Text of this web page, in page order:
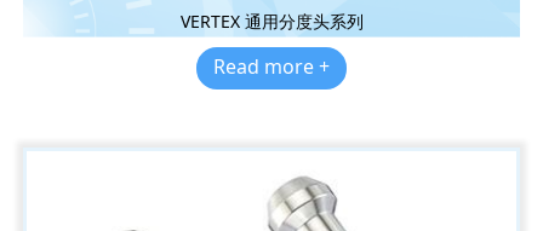
VERTEX 通用分度头系列
Read more +